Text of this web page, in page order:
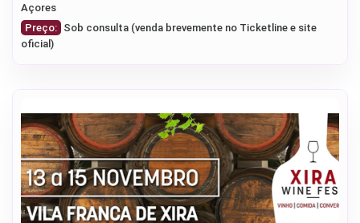
Açores
Preço: Sob consulta (venda brevemente no Ticketline e site
oficial)